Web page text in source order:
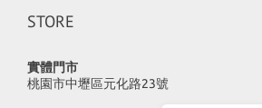
STORE
實體門市
桃園市中壢區元化路23號